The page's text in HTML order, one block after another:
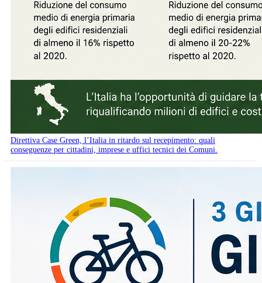
Direttiva Case Green, l’Italia in ritardo sul recepimento: quali
conseguenze per cittadini, imprese e uffici tecnici dei Comuni.